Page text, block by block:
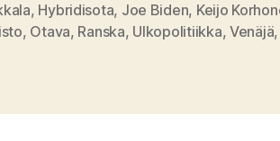
, Hybridisota, Joe Biden, Keijo
, Otava, Ranska, Ulkopolitiikka, Venäjä,